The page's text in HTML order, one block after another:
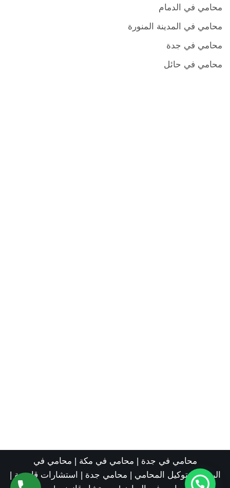
محامي في الدمام
محامي في المدينة المنورة
محامي في جدة
محامي في حائل
محامي في جدة | محامي في مكة | محامي في
الرياض|توكيل المحامي | محامي جدة | استشارات قانونية |